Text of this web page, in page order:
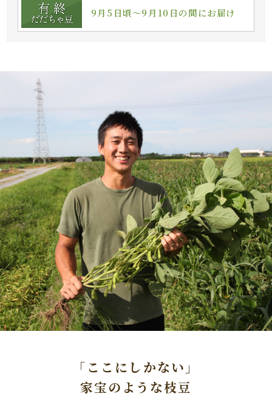
9月5日頃～9月10日の間にお届け
「ここにしかない」
家宝のような枝豆